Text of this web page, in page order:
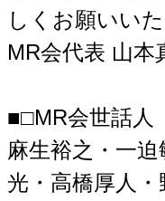
しくお願いいた
MR会代表 山本
■□MR会世話人
麻生裕之・一
光・高橋厚人・